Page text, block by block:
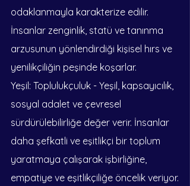
odaklanmayla karakterize edilir.
İnsanlar zenginlik, statü ve tanınma
arzusunun yönlendirdiği kişisel hırs ve
yenilikçiliğin peşinde koşarlar.
Yeşil: Toplulukçuluk - Yeşil, kapsayıcılık,
sosyal adalet ve çevresel
sürdürülebilirliğe değer verir. İnsanlar
daha şefkatli ve eşitlikçi bir toplum
yaratmaya çalışarak işbirliğine,
empatiye ve eşitlikçiliğe öncelik veriyor.